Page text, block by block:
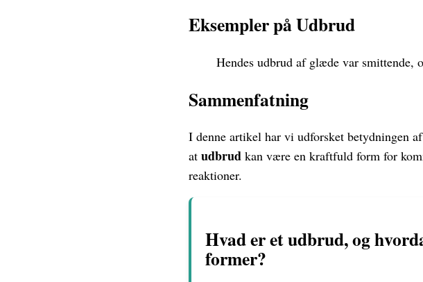
Eksempler på Udbrud
Hendes udbrud af glæde var smittende,
Sammenfatning
I denne artikel har vi udforsket betydningen
at udbrud kan være en kraftfuld form for
reaktioner.
Hvad er et udbrud, og
former?